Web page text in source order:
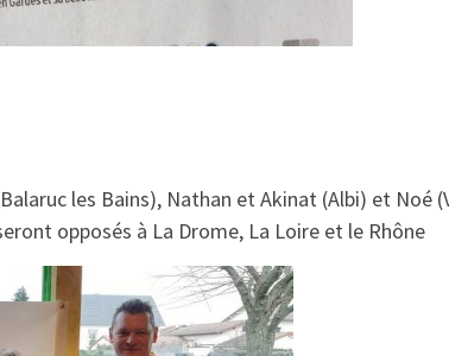
les Bains), Nathan et Akinat (Albi) et Noé
opposés à La Drome, La Loire et le Rhône